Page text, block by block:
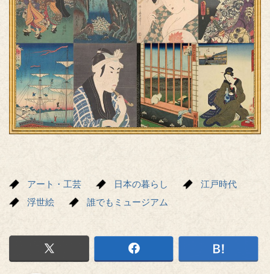
アート・工芸 日本の暮らし
江戸時代
浮世絵
誰でもミュージアム